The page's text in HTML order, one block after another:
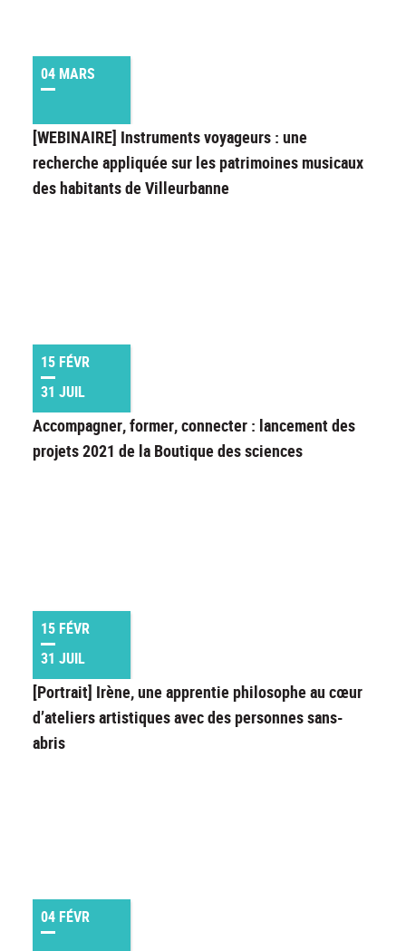
04 MARS
[WEBINAIRE] Instruments voyageurs : une
recherche appliquée sur les patrimoines musicaux
des habitants de Villeurbanne
15 FÉVR
31 JUIL
Accompagner, former, connecter : lancement des
projets 2021 de la Boutique des sciences
15 FÉVR
31 JUIL
[Portrait] Irène, une apprentie philosophe au cœur
d’ateliers artistiques avec des personnes sans-
abris
04 FÉVR